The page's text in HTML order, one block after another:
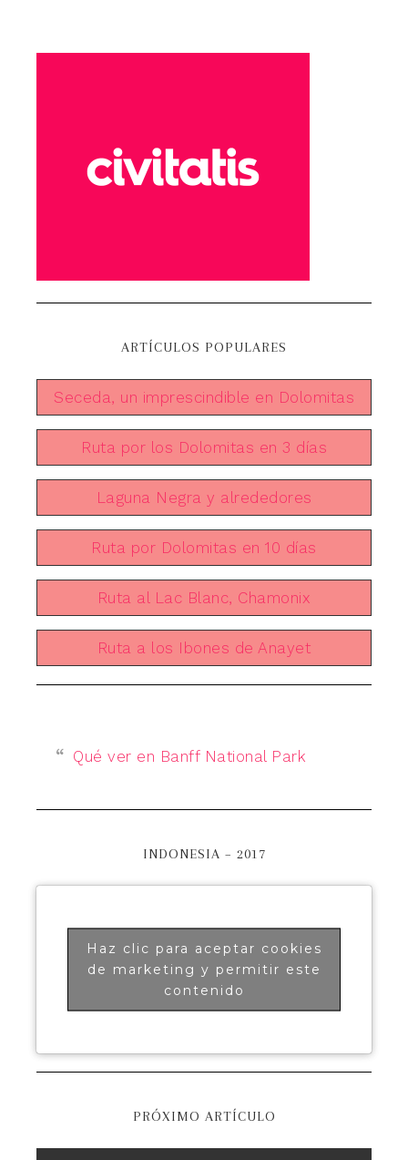
ARTÍCULOS POPULARES
Seceda, un imprescindible en Dolomitas
Ruta por los Dolomitas en 3 días
Laguna Negra y alrededores
Ruta por Dolomitas en 10 días
Ruta al Lac Blanc, Chamonix
Ruta a los Ibones de Anayet
Qué ver en Banff National Park
INDONESIA – 2017
Haz clic para aceptar cookies
de marketing y permitir este
contenido
PRÓXIMO ARTÍCULO